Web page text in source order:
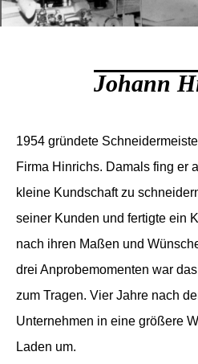
Johann
1954 gründete
Firma Hinrichs. Damals fing er
kleine Kundschaft zu
seiner Kunden und fertigte ein
nach ihren Maßen und
drei Anprobemomenten war
zum Tragen. Vier Jahre nach
Unternehmen in eine größere
Laden um.